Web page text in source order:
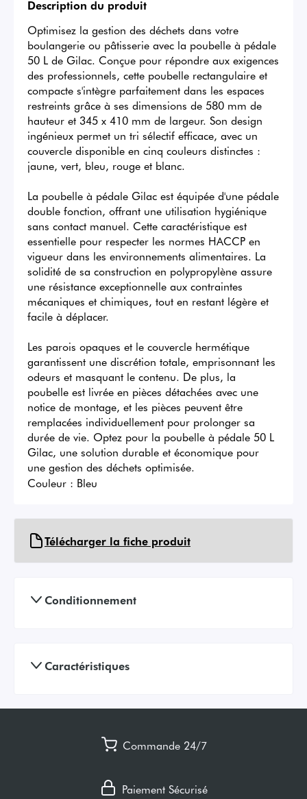
Description du produit
Optimisez la gestion des déchets dans votre
boulangerie ou pâtisserie avec la poubelle à pédale
50 L de Gilac. Conçue pour répondre aux exigences
des professionnels, cette poubelle rectangulaire et
compacte s'intègre parfaitement dans les espaces
restreints grâce à ses dimensions de 580 mm de
hauteur et 345 x 410 mm de largeur. Son design
ingénieux permet un tri sélectif efficace, avec un
couvercle disponible en cinq couleurs distinctes :
jaune, vert, bleu, rouge et blanc.
La poubelle à pédale Gilac est équipée d'une pédale
double fonction, offrant une utilisation hygiénique
sans contact manuel. Cette caractéristique est
essentielle pour respecter les normes HACCP en
vigueur dans les environnements alimentaires. La
solidité de sa construction en polypropylène assure
une résistance exceptionnelle aux contraintes
mécaniques et chimiques, tout en restant légère et
facile à déplacer.
Les parois opaques et le couvercle hermétique
garantissent une discrétion totale, emprisonnant les
odeurs et masquant le contenu. De plus, la
poubelle est livrée en pièces détachées avec une
notice de montage, et les pièces peuvent être
remplacées individuellement pour prolonger sa
durée de vie. Optez pour la poubelle à pédale 50 L
Gilac, une solution durable et économique pour
une gestion des déchets optimisée.
Couleur : Bleu
Télécharger la fiche produit
Conditionnement
Caractéristiques
Commande 24/7
Paiement Sécurisé